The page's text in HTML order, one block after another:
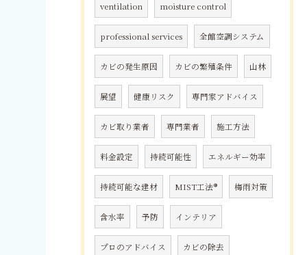
ventilation moisture control
professional services 全館空調システム
カビの発生原因 カビの繁殖条件 山林
展望 健康リスク 専門家アドバイス
カビ取り業者 専門業者 施工方法
料金設定 持続可能性 エネルギー効率
持続可能な建材 MIST工法® 梅雨対策
含水率 予防 インテリア
プロのアドバイス カビの除去